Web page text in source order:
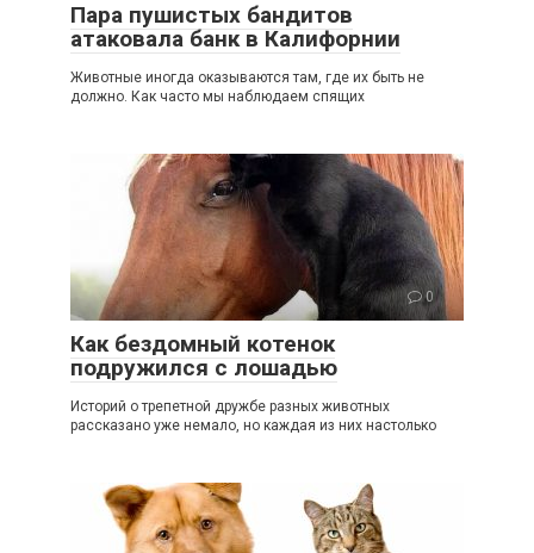
Пара пушистых бандитов
атаковала банк в Калифорнии
Животные иногда оказываются там, где их быть не
должно. Как часто мы наблюдаем спящих
0
Как бездомный котенок
подружился с лошадью
Историй о трепетной дружбе разных животных
рассказано уже немало, но каждая из них настолько